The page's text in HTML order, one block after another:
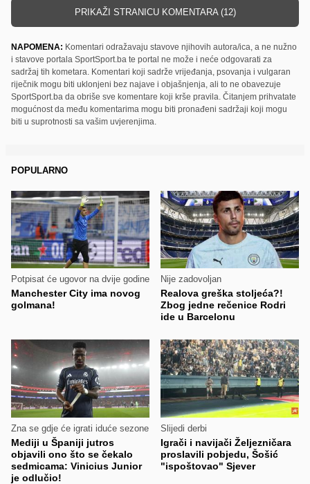
PRIKAŽI STRANICU KOMENTARA (12)
NAPOMENA: Komentari odražavaju stavove njihovih autora/ica, a ne nužno
i stavove portala SportSport.ba te portal ne može i neće odgovarati za
sadržaj tih kometara. Komentari koji sadrže vrijeđanja, psovanja i vulgaran
riječnik mogu biti uklonjeni bez najave i objašnjenja, ali to ne obavezuje
SportSport.ba da obriše sve komentare koji krše pravila. Čitanjem prihvatate
mogućnost da među komentarima mogu biti pronađeni sadržaji koji mogu
biti u suprotnosti sa vašim uvjerenjima.
POPULARNO
Potpisat će ugovor na dvije godine
Manchester City ima novog
golmana!
Nije zadovoljan
Realova greška stoljeća?!
Zbog jedne rečenice Rodri
ide u Barcelonu
Zna se gdje će igrati iduće sezone
Mediji u Španiji jutros
objavili ono što se čekalo
sedmicama: Vinicius Junior
je odlučio!
Slijedi derbi
Igrači i navijači Željezničara
proslavili pobjedu, Šošić
"ispoštovao" Sjever